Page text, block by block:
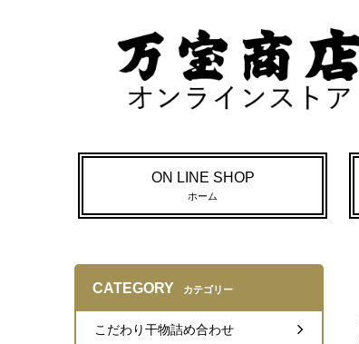
ON LINE SHOP
ホーム
CATEGORY カテゴリー
こだわり干物詰め合わせ